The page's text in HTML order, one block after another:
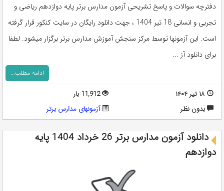
دفترچه سوالات و پاسخ تشریحی آزمون مدارس برتر پایه دوازدهم ریاضی و
تجربی و انسانی 18 تیر 1404 ، جهت دانلود رایگان در سایت کنکور قرار گرفته
است. این آزمونها توسط مرکز سنجش آموزش مدارس برتر برگزار میشود. لطفا
برای دانلود آز ...
ادامه مطلب...
۱۸ تیر ۱۴۰۴
11,912 بار
بدون نظر
آزمونهای مدارس برتر
دانلود آزمون مدارس برتر 26 خرداد 1404 پایه
دوازدهم